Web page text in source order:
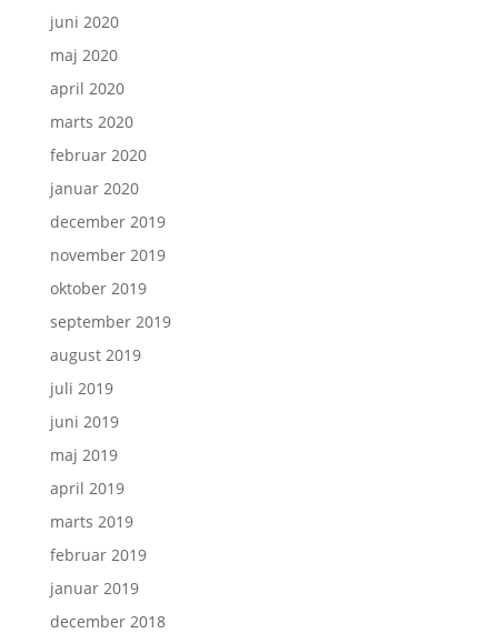
juni 2020
maj 2020
april 2020
marts 2020
februar 2020
januar 2020
december 2019
november 2019
oktober 2019
september 2019
august 2019
juli 2019
juni 2019
maj 2019
april 2019
marts 2019
februar 2019
januar 2019
december 2018